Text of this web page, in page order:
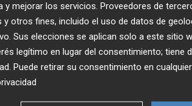
Commission regional
de Ciudad de la Luz
y mejorar los servicios. Proveedores de
otros fines, incluido el uso de datos de
Sus elecciones se aplican solo a este sitio
legítimo en lugar del consentimiento; tiene
. Puede retirar su consentimiento en